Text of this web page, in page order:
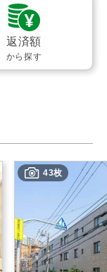
返済額
から探す
43枚